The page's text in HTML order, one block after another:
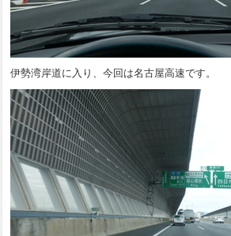
伊勢湾岸道に入り、今回は名古屋高速です。